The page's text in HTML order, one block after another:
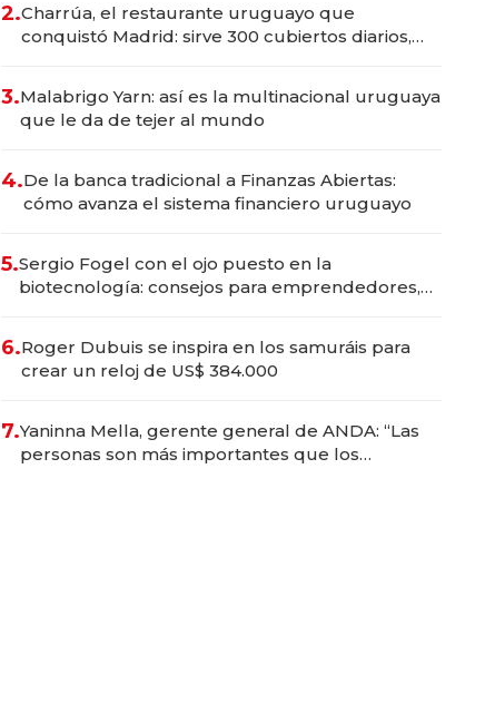
2.Charrúa, el restaurante uruguayo que
conquistó Madrid: sirve 300 cubiertos diarios,
3.Malabrigo Yarn: así es la multinacional uruguaya
que le da de tejer al mundo
4.De la banca tradicional a Finanzas Abiertas:
cómo avanza el sistema financiero uruguayo
5.Sergio Fogel con el ojo puesto en la
biotecnología: consejos para emprendedores,
6.Roger Dubuis se inspira en los samuráis para
crear un reloj de US$ 384.000
7.Yaninna Mella, gerente general de ANDA: “Las
personas son más importantes que los